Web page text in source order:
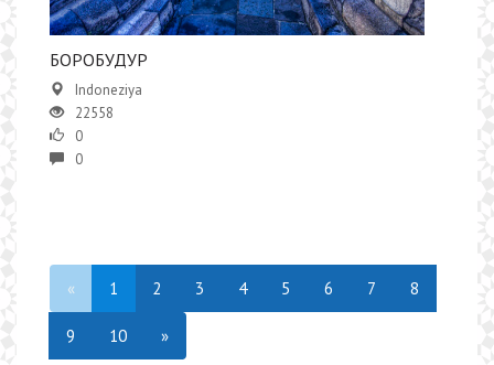
БОРОБУДУР
Indoneziya
22558
0
0
« 1 2 3 4 5 6 7 8
9 10 »